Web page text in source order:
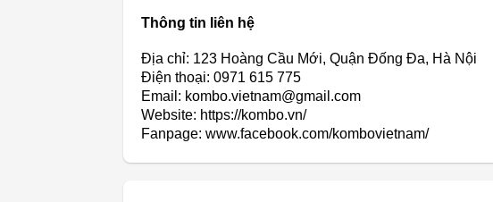
Thông tin liên hệ
Địa chỉ: 123 Hoàng Cầu Mới, Quận Đống Đa, Hà Nội
Điện thoại: 0971 615 775
Email: kombo.vietnam@gmail.com
Website: https://kombo.vn/
Fanpage: www.facebook.com/kombovietnam/